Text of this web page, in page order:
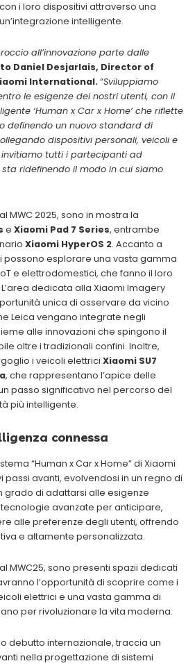
i loro dispositivi attraverso una
intelligente.
all’innovazione parte dalle
Daniel Desjarlais, Director of
International. “Sviluppiamo
le esigenze dei nostri utenti, con il
‘Human x Car x Home’ che riflette
definendo un nuovo standard di
dispositivi personali, veicoli e
invitiamo tutti i partecipanti ad
ridefinendo il modo in cui siamo
MWC 2025, sono in mostra la
e Xiaomi Pad 7 Series, entrambe
Xiaomi HyperOS 2. Accanto a
possono esplorare una vasta gamma
e elettrodomestici, che fanno il loro
dedicata alla Xiaomi Imagery
unica di osservare da vicino
Leica vengano integrate negli
alle innovazioni che spingono il
oltre i tradizionali confini. Inoltre,
i veicoli elettrici Xiaomi SU7
, che rappresentano l’apice delle
passo significativo nel percorso del
più intelligente.
connessa
“Human x Car x Home” di Xiaomi
passi avanti, evolvendosi in un regno di
grado di adattarsi alle esigenze
avanzate per anticipare,
alle preferenze degli utenti, offrendo
e altamente personalizzata.
MWC25, sono presenti spazii dedicati
l’opportunità di scoprire come i
elettrici e una vasta gamma di
per rivoluzionare la vita moderna.
debutto internazionale, traccia un
nella progettazione di sistemi